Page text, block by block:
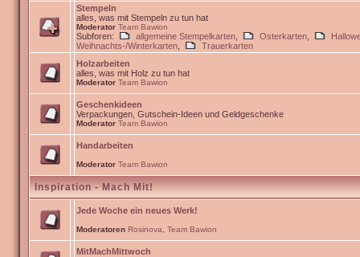
Stempeln
alles, was mit Stempeln zu tun hat
Moderator Team Bawion
Subforen: allgemeine Stempelkarten Osterkarten
Weihnachts-/Winterkarten
Trauerkarten
Holzarbeiten
alles, was mit Holz zu tun hat
Moderator Team Bawion
Geschenkideen
Verpackungen, Gutschein-Ideen und Geldgeschenke
Moderator Team Bawion
Handarbeiten
Moderator Team Bawion
Inspiration - Mach Mit!
Jede Woche ein neues Werk!
Moderatoren Rosinova Team Bawion
MitMachMittwoch